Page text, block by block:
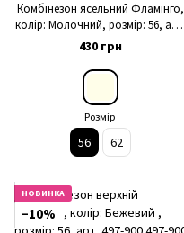
Комбінезон ясельний Фламінго,
колір: Молочний, розмір: 56, арт.
365-125
430 грн
Розмір
56 62
НОВИНКА
−10%